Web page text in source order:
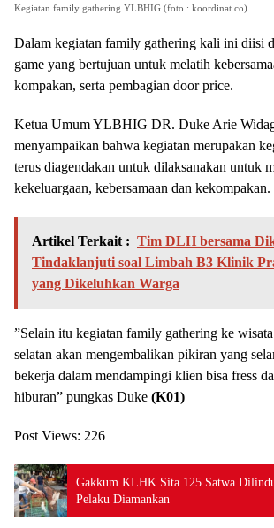
Kegiatan family gathering YLBHIG (foto : koordinat.co)
Dalam kegiatan family gathering kali ini diisi
game yang bertujuan untuk melatih
kompakan, serta pembagian door price.
Ketua Umum YLBHIG DR. Duke Arie
menyampaikan bahwa kegiatan merupakan
terus diagendakan untuk dilaksanakan untuk
kekeluargaan, kebersamaan dan kekompakan.
Artikel Terkait : Tim DLH bersama
Tindaklanjuti soal Limbah B3 Klinik
yang Dikeluhkan Warga
”Selain itu kegiatan family gathering ke
selatan akan mengembalikan pikiran yang
bekerja dalam mendampingi klien bisa fress
hiburan” pungkas Duke (K01)
Post Views: 226
Gakkum KLHK Sita 125 Satwa
Pelaku Diamankan